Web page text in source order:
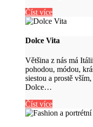
Číst více
Dolce Vita
Většina z nás má
pohodou, módou,
siestou a prostě
Dolce…
Číst více